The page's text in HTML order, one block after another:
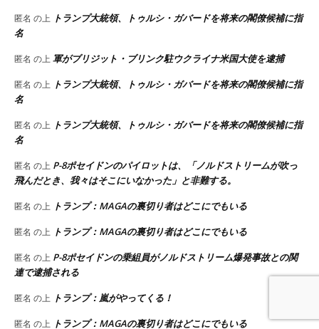
匿名 の上 トランプ大統領、トゥルシ・ガバードを将来の閣僚候補に指
名
匿名 の上軍がブリジット・ブリンク駐ウクライナ米国大使を逮捕
匿名 の上 トランプ大統領、トゥルシ・ガバードを将来の閣僚候補に指
名
匿名 の上 トランプ大統領、トゥルシ・ガバードを将来の閣僚候補に指
名
匿名 の上 P-8ポセイドンのパイロットは、「ノルドストリームが吹っ
飛んだとき、我々はそこにいなかった」と非難する。
匿名 の上 トランプ：MAGAの裏切り者はどこにでもいる
匿名 の上 トランプ：MAGAの裏切り者はどこにでもいる
匿名 の上 P-8ポセイドンの乗組員がノルドストリーム爆発事故との関
連で逮捕される
匿名 の上 トランプ：嵐がやってくる！
匿名 の上 トランプ：MAGAの裏切り者はどこにでもいる